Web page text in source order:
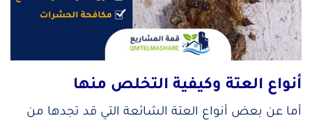
أنواع العتة وكيفية التخلص منها
أما عن بعض أنواع العتة الشائعة التي قد تجدها من